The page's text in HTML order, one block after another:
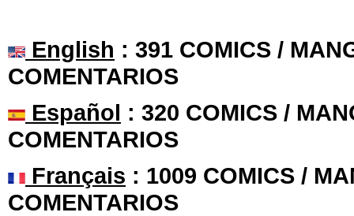
English : 391 COMICS /
COMENTARIOS
Español : 320 COMICS /
COMENTARIOS
Français : 1009 COMICS /
COMENTARIOS